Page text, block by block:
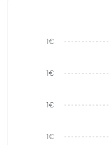
1€
1€
1€
1€